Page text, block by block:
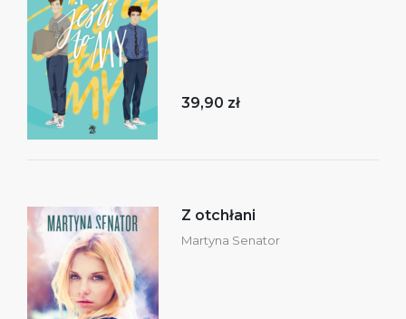
39,90 zł
Z otchłani
Martyna Senator